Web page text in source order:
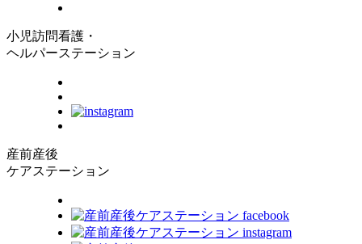
小児訪問看護・
ヘルパーステーション
産前産後
ケアステーション